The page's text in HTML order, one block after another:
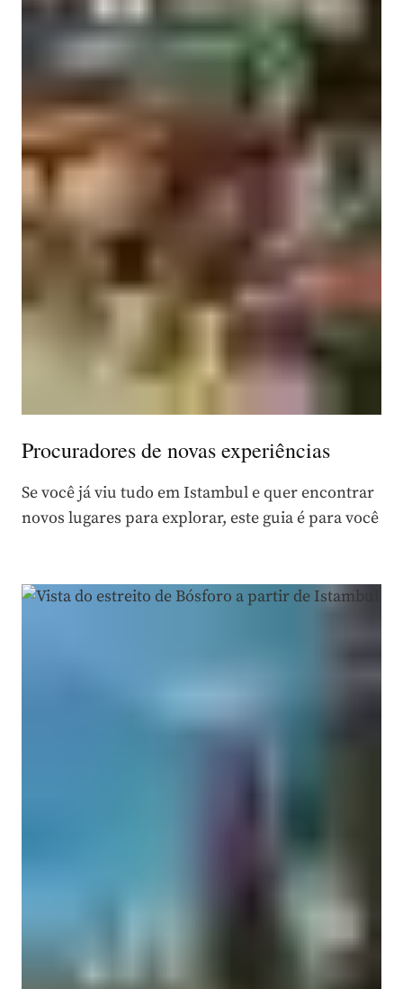
Procuradores de novas experiências
Se você já viu tudo em Istambul e quer encontrar
novos lugares para explorar, este guia é para você